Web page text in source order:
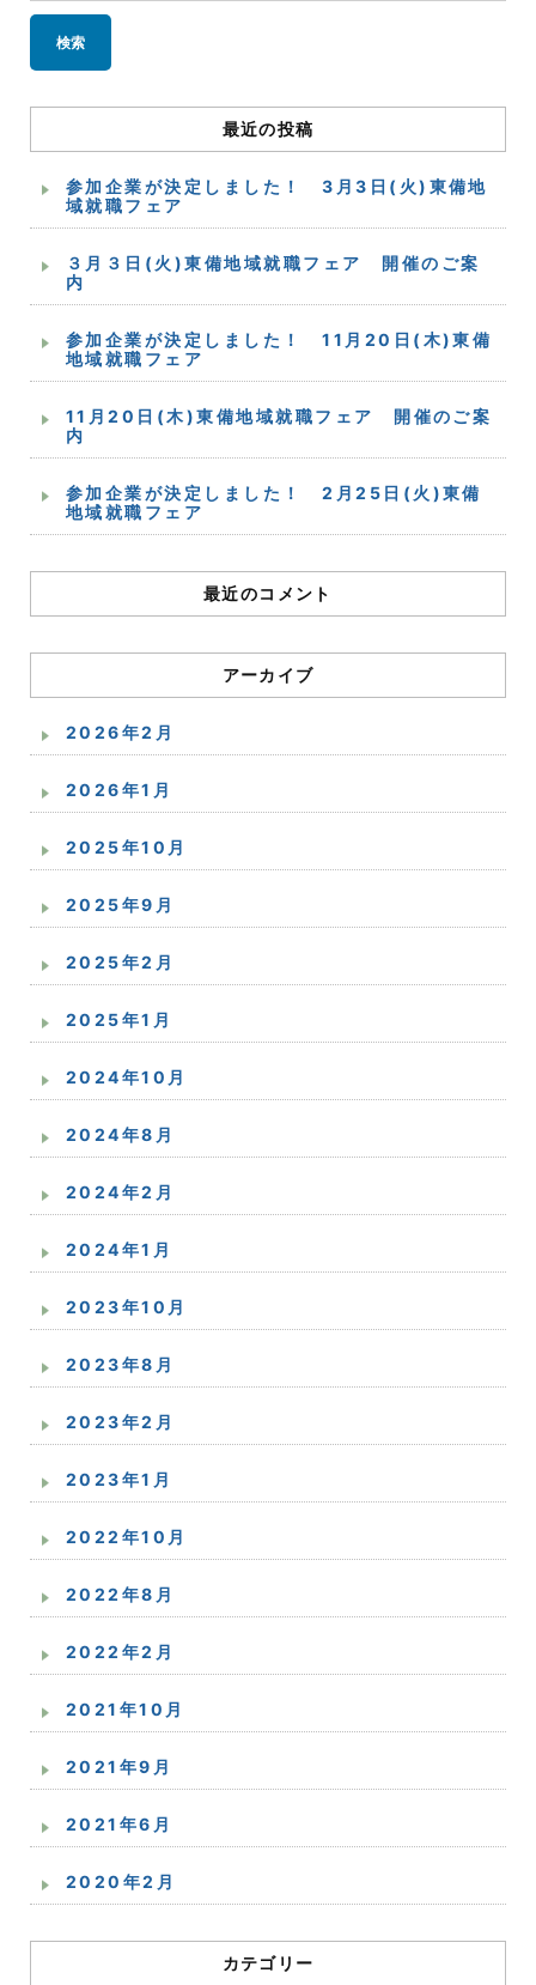
シ
最近の投稿
参加企業が決定しました！ 3月3日(火)東備地
域就職フェア
３月３日(火)東備地域就職フェア 開催のご案
内
参加企業が決定しました！ 11月20日(木)東備
地域就職フェア
11月20日(木)東備地域就職フェア 開催のご案
内
参加企業が決定しました！ 2月25日(火)東備
地域就職フェア
最近のコメント
アーカイブ
2026年2月
2026年1月
2025年10月
2025年9月
2025年2月
2025年1月
2024年10月
2024年8月
2024年2月
2024年1月
2023年10月
2023年8月
2023年2月
2023年1月
2022年10月
2022年8月
2022年2月
2021年10月
2021年9月
2021年6月
2020年2月
カテゴリー